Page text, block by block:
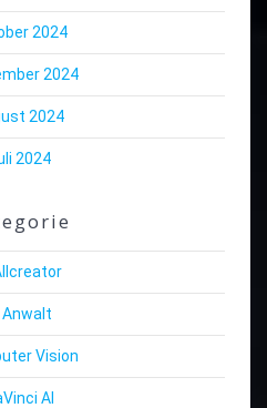
2024
2024
2024
2024
Anwalt
Vision
AI